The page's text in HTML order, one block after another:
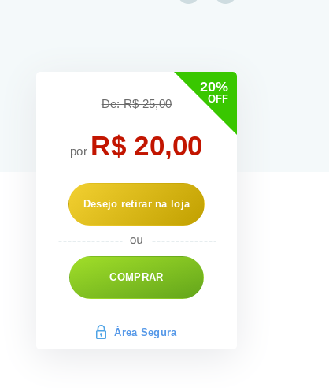
20%
OFF
De: R$ 25,00
por R$ 20,00
Desejo retirar na loja
COMPRAR
Área Segura